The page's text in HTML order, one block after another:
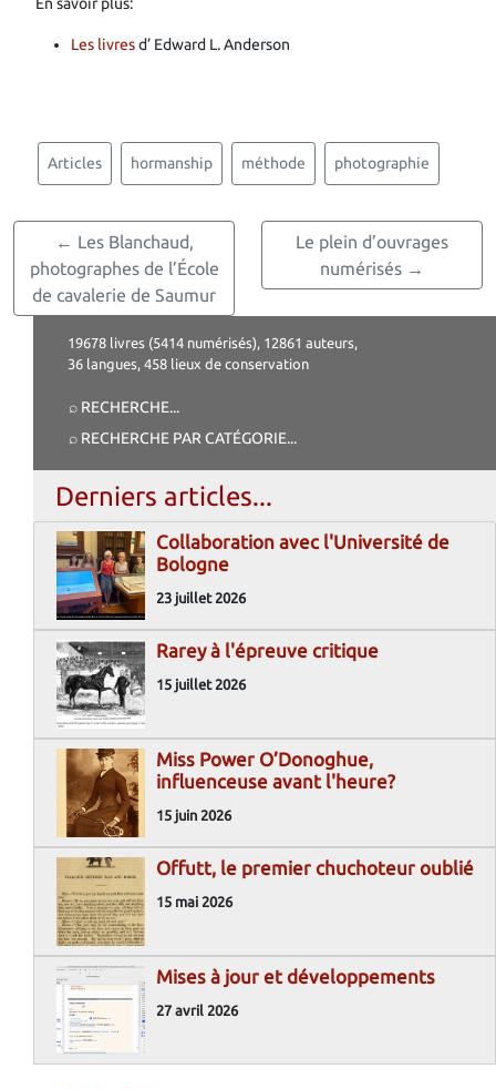
En savoir plus:
Les livresd’ Edward L. Anderson
Articles hormanship méthode photographie
← Les Blanchaud,
photographes de l’École
de cavalerie de Saumur
Le plein d’ouvrages
numérisés →
19678 livres (5414 numérisés), 12861 auteurs,
36 langues, 458 lieux de conservation
⌕ RECHERCHE...
⌕ RECHERCHE PAR CATÉGORIE...
Derniers articles...
Collaboration avec l'Université de
Bologne
23 juillet 2026
Rarey à l'épreuve critique
15 juillet 2026
Miss Power O’Donoghue,
influenceuse avant l'heure?
15 juin 2026
Offutt, le premier chuchoteur oublié
15 mai 2026
Mises à jour et développements
27 avril 2026